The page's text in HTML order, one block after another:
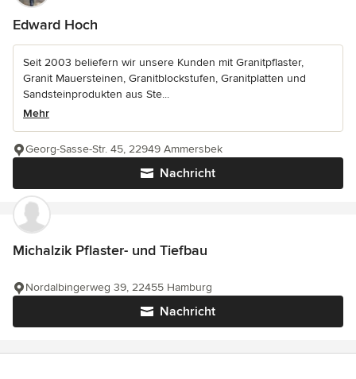
Edward Hoch
Seit 2003 beliefern wir unsere Kunden mit Granitpflaster,
Granit Mauersteinen, Granitblockstufen, Granitplatten und
Sandsteinprodukten aus Ste...
Mehr
Nachricht
Georg-Sasse-Str. 45, 22949 Ammersbek
Michalzik Pflaster- und Tiefbau
Nachricht
Nordalbingerweg 39, 22455 Hamburg